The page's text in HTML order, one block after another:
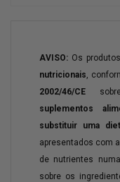
AVISO: Os
nutricionais,
2002/46/CE
suplementos
substituir uma
apresentados com
de nutrientes
sobre os